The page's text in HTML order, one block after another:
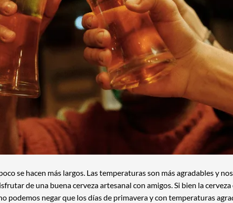
se hacen más largos. Las temperaturas son más agradables y
de una buena cerveza artesanal con amigos. Si bien la cerveza
podemos negar que los días de primavera y con temperaturas